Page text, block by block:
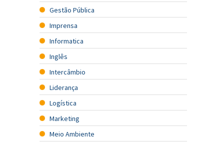
Gestão Pública
Imprensa
Informatica
Inglês
Intercâmbio
Liderança
Logística
Marketing
Meio Ambiente